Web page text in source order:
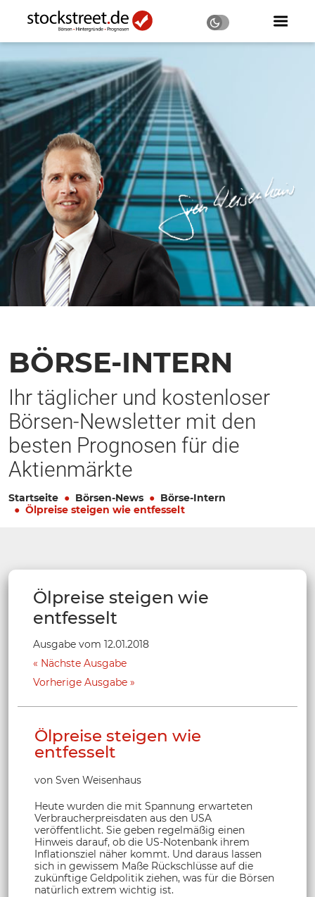
BÖRSE-INTERN
Ihr täglicher und kostenloser
Börsen-Newsletter mit den
besten Prognosen für die
Aktienmärkte
Startseite Börsen-News
Börse-Intern
Ölpreise steigen wie entfesselt
Ölpreise steigen wie
entfesselt
Ausgabe vom 12.01.2018
Nächste Ausgabe
Vorherige Ausgabe
Ölpreise steigen wie
entfesselt
von Sven Weisenhaus
Heute wurden die mit Spannung erwarteten
Verbraucherpreisdaten aus den USA
veröffentlicht. Sie geben regelmäßig einen
Hinweis darauf, ob die US-Notenbank ihrem
Inflationsziel näher kommt. Und daraus lassen
sich in gewissem Maße Rückschlüsse auf die
zukünftige Geldpolitik ziehen, was für die Börsen
natürlich extrem wichtig ist.